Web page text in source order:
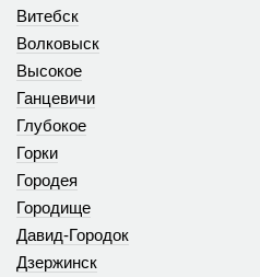
Витебск
Волковыск
Высокое
Ганцевичи
Глубокое
Горки
Городея
Городище
Давид-Городок
Дзержинск